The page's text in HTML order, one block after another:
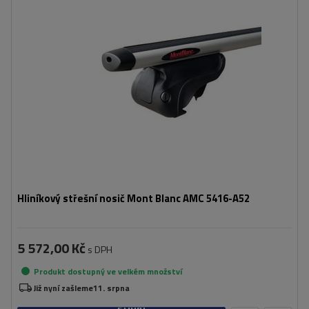
Hliníkový střešní nosič Mont Blanc AMC 5416-A52
5 572,00 Kč s DPH
Produkt dostupný ve velkém množství
Již nyní zašleme11. srpna